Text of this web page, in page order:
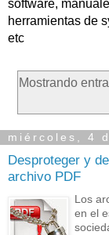
software,
herramientas de
etc
Mostrando
miércoles, 4
Desproteger y
archivo PDF
Los
en el